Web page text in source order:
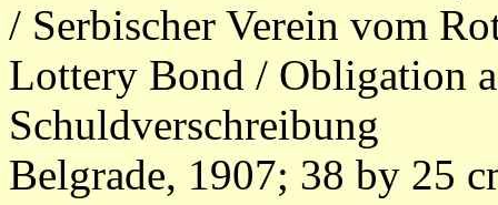
/ Serbischer Verein vom
Lottery Bond / Obligation
Schuldverschreibung
Belgrade, 1907; 38 by 25